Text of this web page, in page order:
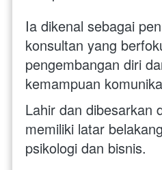
Ia dikenal sebagai
konsultan yang
pengembangan diri
kemampuan
Lahir dan dibesarkan
memiliki latar
psikologi dan bisnis.